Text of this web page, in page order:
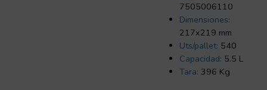
7505006110
Dimensiones:
217x219 mm
Uts/pallet: 540
Capacidad: 5.5 L
Tara: 396 Kg